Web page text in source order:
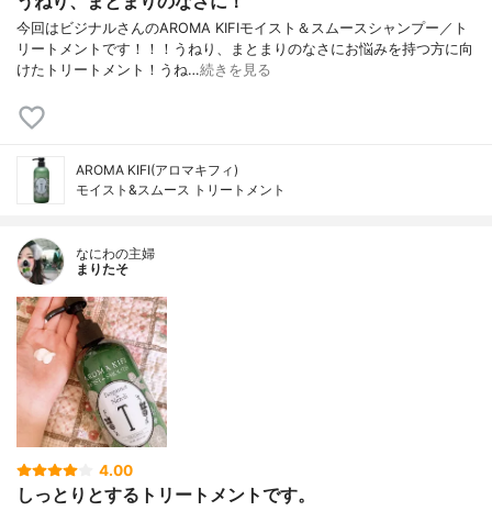
今回はビジナルさんのAROMA KIFIモイスト＆スムースシャンプー／ト
リートメントです！！！うねり、まとまりのなさにお悩みを持つ方に向
けたトリートメント！うね…続きを見る
AROMA KIFI(アロマキフィ)
モイスト&スムース トリートメント
なにわの主婦
まりたそ
4.00
しっとりとするトリートメントです。